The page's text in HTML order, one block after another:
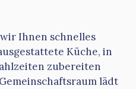
Ihnen schnelles
Küche, in
zubereiten
lädt